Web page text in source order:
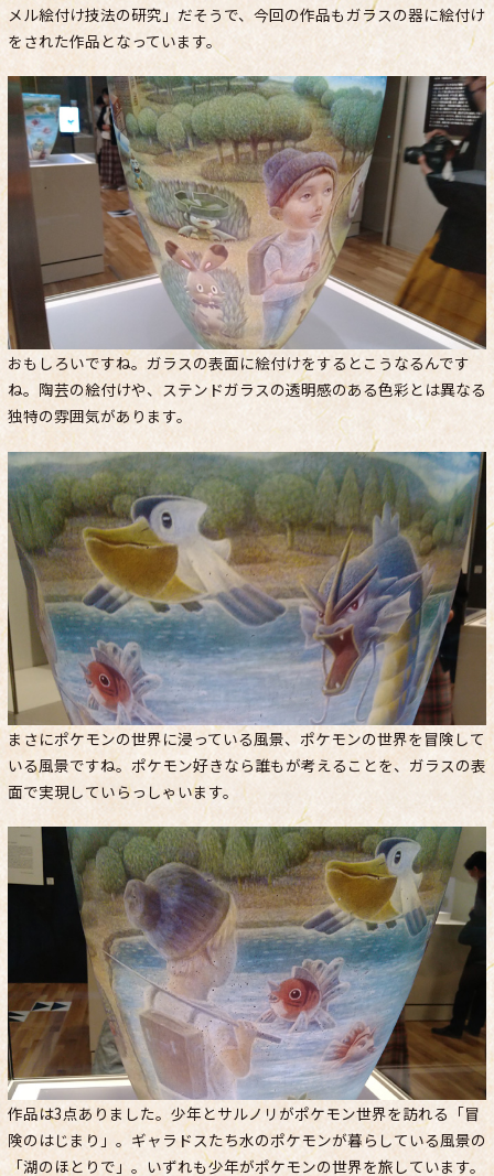
メル絵付け技法の研究」だそうで、今回の作品もガラスの器に絵付け
をされた作品となっています。
おもしろいですね。ガラスの表面に絵付けをするとこうなるんです
ね。陶芸の絵付けや、ステンドガラスの透明感のある色彩とは異なる
独特の雰囲気があります。
まさにポケモンの世界に浸っている風景、ポケモンの世界を冒険して
いる風景ですね。ポケモン好きなら誰もが考えることを、ガラスの表
面で実現していらっしゃいます。
作品は3点ありました。少年とサルノリがポケモン世界を訪れる「冒
険のはじまり」。ギャラドスたち水のポケモンが暮らしている風景の
「湖のほとりで」。いずれも少年がポケモンの世界を旅しています。